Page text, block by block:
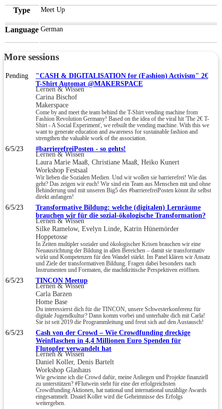
Type Meet Up
Language German
More sessions
Pending
"CASH & DIGITALISATION for (Fashion) Activism" 2€
T-Shirt Automat @MAKERSPACE
Lernen & Wissen
Carina Bischof
Makerspace
Come by and meet the team behind the T-Shirt vending machine from
Fashion Revolution Germany! Based on the idea of the viral hit 'The 2€ T-
Shirt - A Social Experiment', we rebuilt the vending machine. With this we
want to generate education and awareness for sustainable fashion and
strengthen the valuable work of the association.
6/5/23 #barrierefreiPosten - so gehts!
Lernen & Wissen
Laura Marie Maaß, Christiane Maaß, Heiko Kunert
Workshop Festsaal
Wir lieben die Sozialen Medien. Und wir wollen sie barrierefrei! Wie das
geht? Das zeigen wir euch! Wir sind ein Team aus Menschen mit und ohne
Behinderung und mit unseren Big5 des #barrierefreiPosten könnt ihr selbst
direkt anfangen!
6/5/23
Transformative Bildung: welche (digitalen) Lernräume
brauchen wir für die sozial-ökologische Transformation?
Lernen & Wissen
Silke Ramelow, Evelyn Linde, Katrin Hünemörder
Hoppetosse
In Zeiten multipler sozialer und ökologischer Krisen brauchen wir eine
Neuausrichtung der Bildung in allen Bereichen – damit sie transformativ
wirkt und Kompetenzen für den Wandel stärkt. Im Panel klären wir Ansatz
und Ziele der transformativen Bildung. Fragen dabei besonders nach
Instrumenten und Formaten, die machtkritische Perspektiven eröffnen.
6/5/23 TINCON Meetup
Lernen & Wissen
Carla Barzen
Home Base
Du interessierst dich für die TINCON, unsere Schwesterkonferenz für
digitale Jugendkultur? Dann komm vorbei und unterhalte dich mit Carla!
Sie ist seit 2019 die Programmleitung und freut sich auf den Austausch!
6/5/23
Cash von der Crowd – Wie Crowdfunding dreckige
Weinflaschen in 4,4 Millionen Euro Spenden für
Flutopfer verwandelt hat
Lernen & Wissen
Daniel Koller, Denis Bartelt
Workshop Glashaus
Wie gewinne ich die Crowd dafür, meine Anliegen und Projekte finanziell
zu unterstützen? #Flutwein steht für eine der erfolgreichsten
Crowdfunding Aktionen, hat national und international unzählige Awards
eingesammelt. Dnaiel Koller wird die Geheimnisse des Erfolgs
weitergeben.